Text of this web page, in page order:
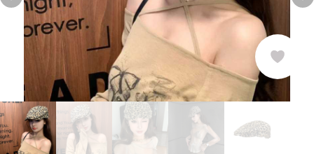
Previous slide